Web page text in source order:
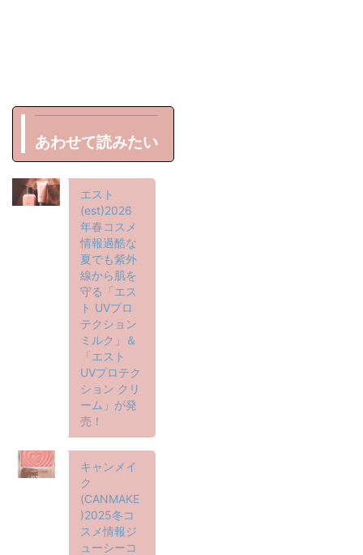
あわせて読みたい
エスト
(est)2026
年春コスメ
情報過酷な
夏でも紫外
線から肌を
守る「エス
ト UVプロ
テクション
ミルク」＆
「エスト
UVプロテク
ション クリ
ーム」が発
売！
キャンメイ
ク
(CANMAKE
)2025冬コ
スメ情報ジ
ューシーコ